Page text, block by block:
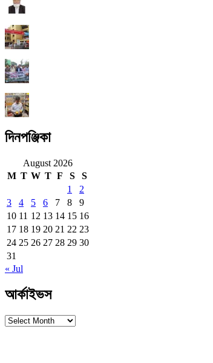
দিনপঞ্জিকা
August 2026
M T W T F S
S
1
2
3
4 5 6 7 8
9
10 11 12 13 14 15 16
17 18 19 20 21 22 23
24 25 26 27 28 29 30
31
« Jul
আর্কাইভস
আর্কাইভস